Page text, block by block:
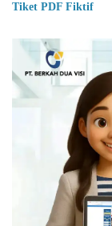
Tiket PDF Fiktif